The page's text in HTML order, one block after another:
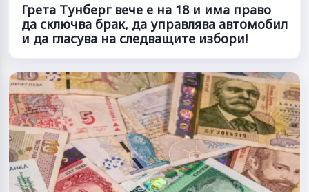
Грета Тунберг вече е на 18 и има право
да сключва брак, да управлява автомобил
и да гласува на следващите избори!